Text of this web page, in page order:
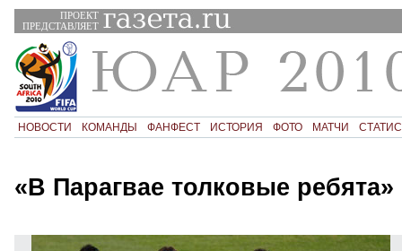
ПРОЕКТ
ПРЕДСТАВЛЯЕТ
НОВОСТИ КОМАНДЫ ФАНФЕСТ ИСТОРИЯ ФОТО МАТЧИ
«В Парагвае толковые ребята»